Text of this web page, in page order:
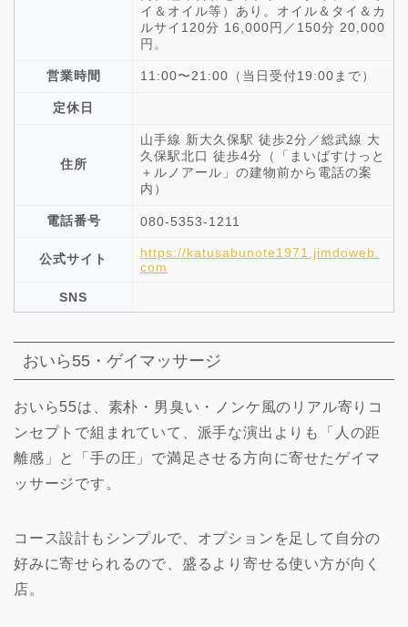
イ＆オイル等）あり。オイル＆タイ＆カ
ルサイ120分 16,000円／150分 20,000
円。
営業時間 11:00〜21:00（当日受付19:00まで）
定休日
住所
山手線 新大久保駅 徒歩2分／総武線 大
久保駅北口 徒歩4分（「まいばすけっと
＋ルノアール」の建物前から電話の案
内）
電話番号 080-5353-1211
公式サイト
https://katusabunote1971.jimdoweb.
com
SNS
おいら55・ゲイマッサージ
おいら55は、素朴・男臭い・ノンケ風のリアル寄りコ
ンセプトで組まれていて、派手な演出よりも「人の距
離感」と「手の圧」で満足させる方向に寄せたゲイマ
ッサージです。
コース設計もシンプルで、オプションを足して自分の
好みに寄せられるので、盛るより寄せる使い方が向く
店。